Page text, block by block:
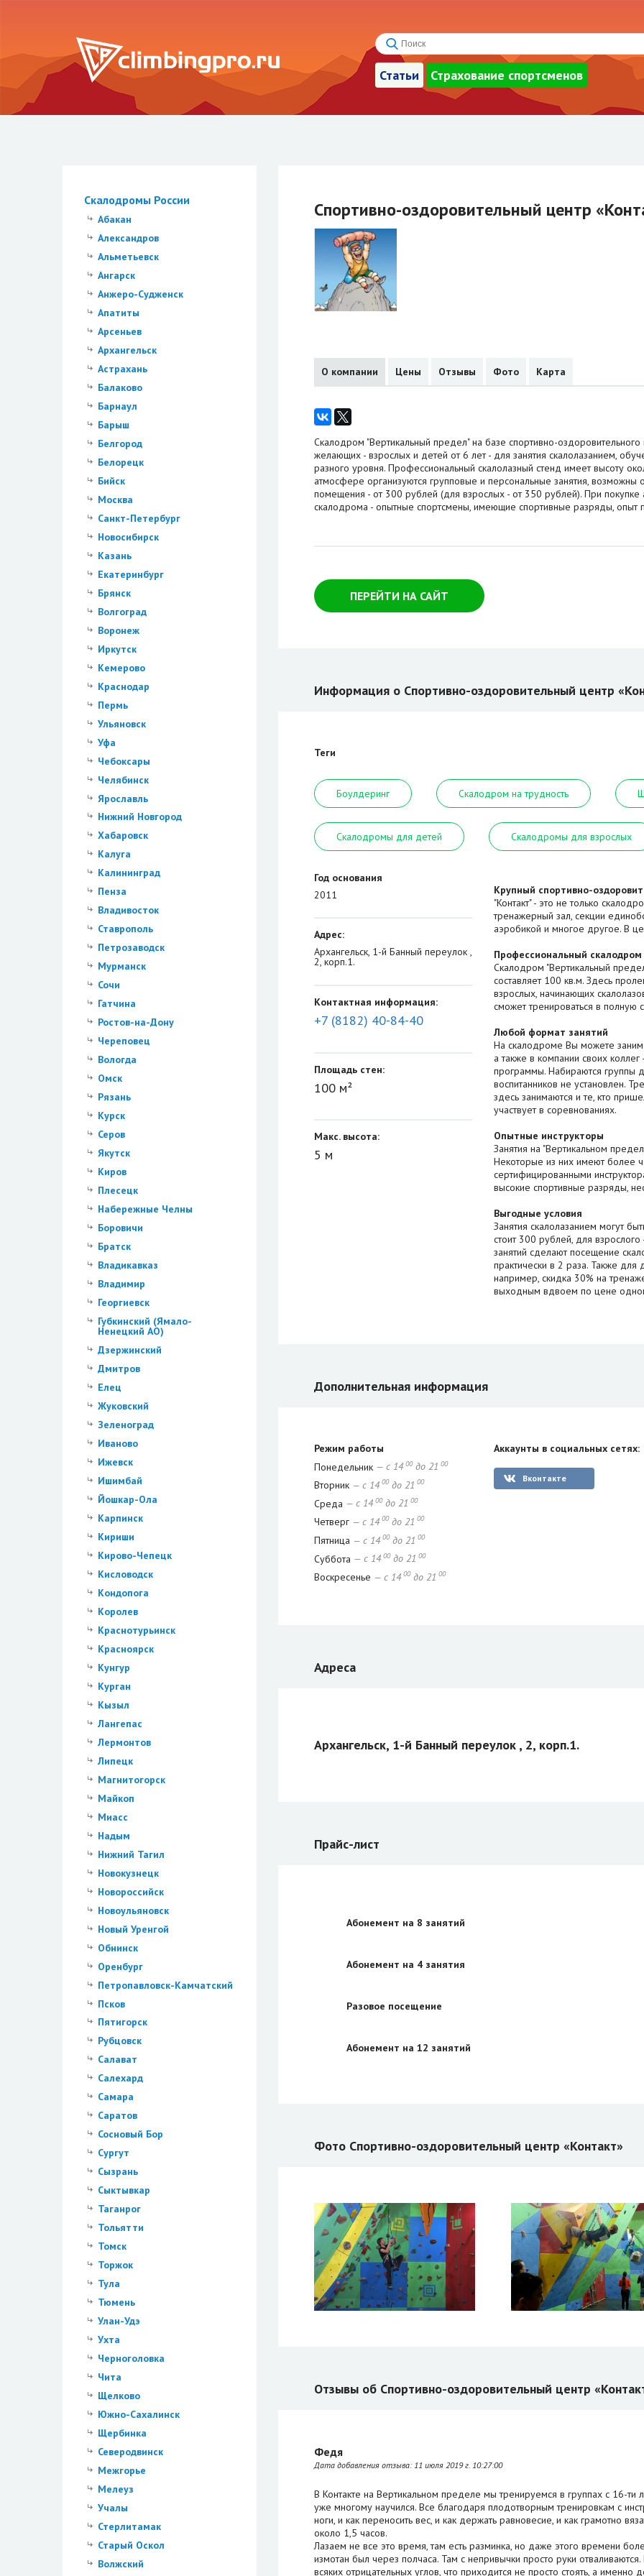
Статьи Страхование спортсменов
Скалодромы России
Абакан
Александров
Альметьевск
Ангарск
Анжеро-Судженск
Апатиты
Арсеньев
Архангельск
Астрахань
Балаково
Барнаул
Барыш
Белгород
Белорецк
Бийск
Москва
Санкт-Петербург
Новосибирск
Казань
Екатеринбург
Брянск
Волгоград
Воронеж
Иркутск
Кемерово
Краснодар
Пермь
Ульяновск
Уфа
Чебоксары
Челябинск
Ярославль
Нижний Новгород
Хабаровск
Калуга
Калининград
Пенза
Владивосток
Ставрополь
Петрозаводск
Мурманск
Сочи
Гатчина
Ростов-на-Дону
Череповец
Вологда
Омск
Рязань
Курск
Серов
Якутск
Киров
Плесецк
Набережные Челны
Боровичи
Братск
Владикавказ
Владимир
Георгиевск
Губкинский (Ямало-
Ненецкий АО)
Дзержинский
Дмитров
Елец
Жуковский
Зеленоград
Иваново
Ижевск
Ишимбай
Йошкар-Ола
Карпинск
Кириши
Кирово-Чепецк
Кисловодск
Кондопога
Королев
Краснотурьинск
Красноярск
Кунгур
Курган
Кызыл
Лангепас
Лермонтов
Липецк
Магнитогорск
Майкоп
Миасс
Надым
Нижний Тагил
Новокузнецк
Новороссийск
Новоульяновск
Новый Уренгой
Обнинск
Оренбург
Петропавловск-Камчатский
Псков
Пятигорск
Рубцовск
Салават
Салехард
Самара
Саратов
Сосновый Бор
Сургут
Сызрань
Сыктывкар
Таганрог
Тольятти
Томск
Торжок
Тула
Тюмень
Улан-Удэ
Ухта
Черноголовка
Чита
Щелково
Южно-Сахалинск
Щербинка
Северодвинск
Межгорье
Мелеуз
Учалы
Стерлитамак
Старый Оскол
Волжский
Спортивно-оздоровительный центр
О компании Цены Отзывы Фото Карта
Скалодром "Вертикальный предел" на базе спортивно-
желающих - взрослых и детей от 6 лет - для занятия скалолазанием,
разного уровня. Профессиональный скалолазный стенд имеет высоту
атмосфере организуются групповые и персональные занятия,
помещения - от 300 рублей (для взрослых - от 350 рублей). При покупке
скалодрома - опытные спортсмены, имеющие спортивные разряды, опыт
ПЕРЕЙТИ НА САЙТ
Информация о Спортивно-оздоровительный центр
Теги
Боулдеринг Скалодром на трудность
Скалодромы для детей Скалодромы для взрослых
Год основания
2011
Адрес:
Архангельск, 1-й Банный переулок ,
2, корп.1.
Контактная информация:
+7 (8182) 40-84-40
Площадь стен:
100 м²
Макс. высота:
5 м
Крупный спортивно-
"Контакт" - это не только
тренажерный зал, секции
аэробикой и многое другое. В
Профессиональный скалодром
Скалодром "Вертикальный
составляет 100 кв.м. Здесь
взрослых, начинающих
сможет тренироваться в полную
Любой формат занятий
На скалодроме Вы можете
а также в компании своих
программы. Набираются группы
воспитанников не установлен.
здесь занимаются и те, кто
участвует в соревнованиях.
Опытные инструкторы
Занятия на "Вертикальном
Некоторые из них имеют более
сертифицированными
высокие спортивные разряды,
Выгодные условия
Занятия скалолазанием могут
стоит 300 рублей, для
занятий сделают посещение
практически в 2 раза. Также для
например, скидка 30% на
выходным вдвоем по цене
Дополнительная информация
Режим работы
Понедельник — с 14 00до 21 00
Вторник — с 14 00до 21 00
Среда — с 14 00до 21 00
Четверг — с 14 00до 21 00
Пятница — с 14 00до 21 00
Суббота — с 14 00до 21 00
Воскресенье — с 14 00до 21 00
Аккаунты в социальных сетях:
Вконтакте
Адреса
Архангельск, 1-й Банный переулок , 2, корп.1.
Прайс-лист
Абонемент на 8 занятий
Абонемент на 4 занятия
Разовое посещение
Абонемент на 12 занятий
Фото Спортивно-оздоровительный центр «Контакт»
Отзывы об Спортивно-оздоровительный центр
Федя
Дата добавления отзыва: 11 июля 2019 г. 10:27:00
В Контакте на Вертикальном пределе мы тренируемся в группах с 16-ти
уже многому научился. Все благодаря плодотворным тренировкам с
ноги, и как переносить вес, и как держать равновесие, и как грамотно
около 1,5 часов.
Лазаем не все это время, там есть разминка, но даже этого времени
измотан был через полчаса. Там с непривычки просто руки
всяких отрицательных углов, что приходится не просто стоять, а